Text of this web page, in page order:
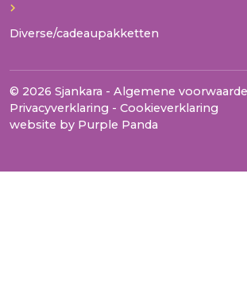
Diverse/cadeaupakketten
© 2026 Sjankara - Algemene
Privacyverklaring - Cookieverklaring
website by Purple Panda